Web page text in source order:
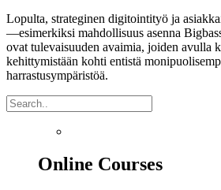
Lopulta, strateginen digitointityö ja
—esimerkiksi mahdollisuus asenna
ovat tulevaisuuden avaimia, joiden avulla
kehittymistään kohti entistä
harrastusympäristöä.
Online Courses